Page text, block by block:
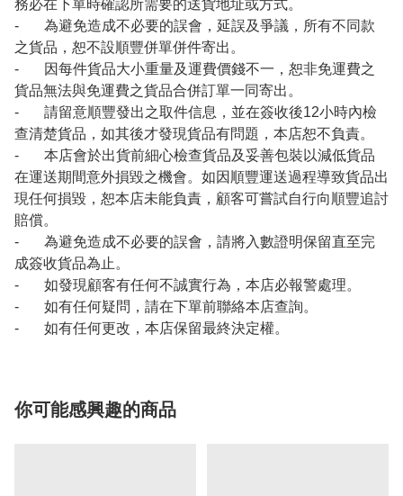
務必在下單時確認所需要的送貨地址或方式。
- 為避免造成不必要的誤會，延誤及爭議，所有不同款
之貨品，恕不設順豐併單併件寄出。
- 因每件貨品大小重量及運費價錢不一，恕非免運費之
貨品無法與免運費之貨品合併訂單一同寄出。
- 請留意順豐發出之取件信息，並在簽收後12小時內檢
查清楚貨品，如其後才發現貨品有問題，本店恕不負責。
- 本店會於出貨前細心檢查貨品及妥善包裝以減低貨品
在運送期間意外損毀之機會。如因順豐運送過程導致貨品出
現任何損毀，恕本店未能負責，顧客可嘗試自行向順豐追討
賠償。
- 為避免造成不必要的誤會，請將入數證明保留直至完
成簽收貨品為止。
- 如發現顧客有任何不誠實行為，本店必報警處理。
- 如有任何疑問，請在下單前聯絡本店查詢。
- 如有任何更改，本店保留最終決定權。
你可能感興趣的商品